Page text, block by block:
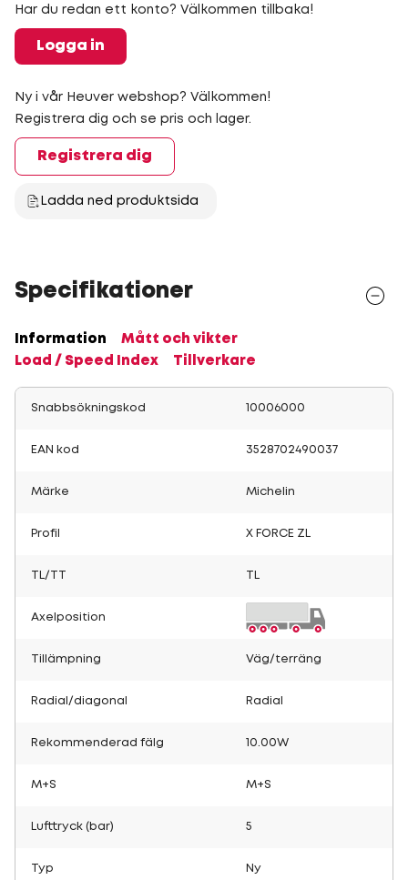
Har du redan ett konto? Välkommen tillbaka!
Logga in
Ny i vår Heuver webshop? Välkommen!
Registrera dig och se pris och lager.
Registrera dig
Ladda ned produktsida
Specifikationer
Information
Mått och vikter
Load / Speed Index
Tillverkare
Snabbsökningskod 10006000
EAN kod 3528702490037
Märke Michelin
Profil X FORCE ZL
TL/TT
Axelposition
Tillämpning Väg/terräng
Radial/diagonal Radial
Rekommenderad fälg 10.00W
M+S M+S
Lufttryck (bar) 5
Typ Ny